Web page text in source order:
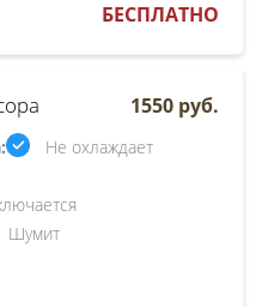
БЕСПЛАТНО
Не охлаждает
Шумит
1550 руб.